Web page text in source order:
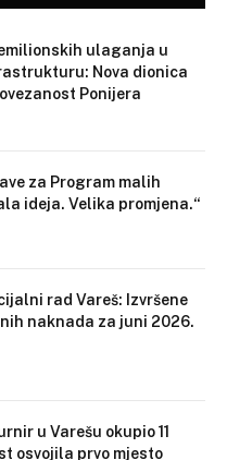
ulaganja u
Nova dionica
Ponijera
za Program malih
ideja. Velika promjena.“
rad Vareš: Izvršene
naknada za juni 2026.
u Varešu okupio 11
osvojila prvo mjesto